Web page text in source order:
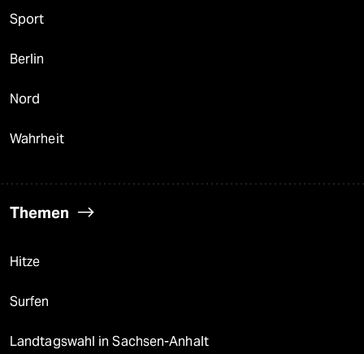
Sport
Berlin
Nord
Wahrheit
Themen
Hitze
Surfen
Landtagswahl in Sachsen-Anhalt